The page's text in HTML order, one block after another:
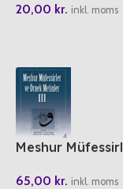
20,00 kr. inkl. moms
Meshur
65,00 kr. inkl. moms